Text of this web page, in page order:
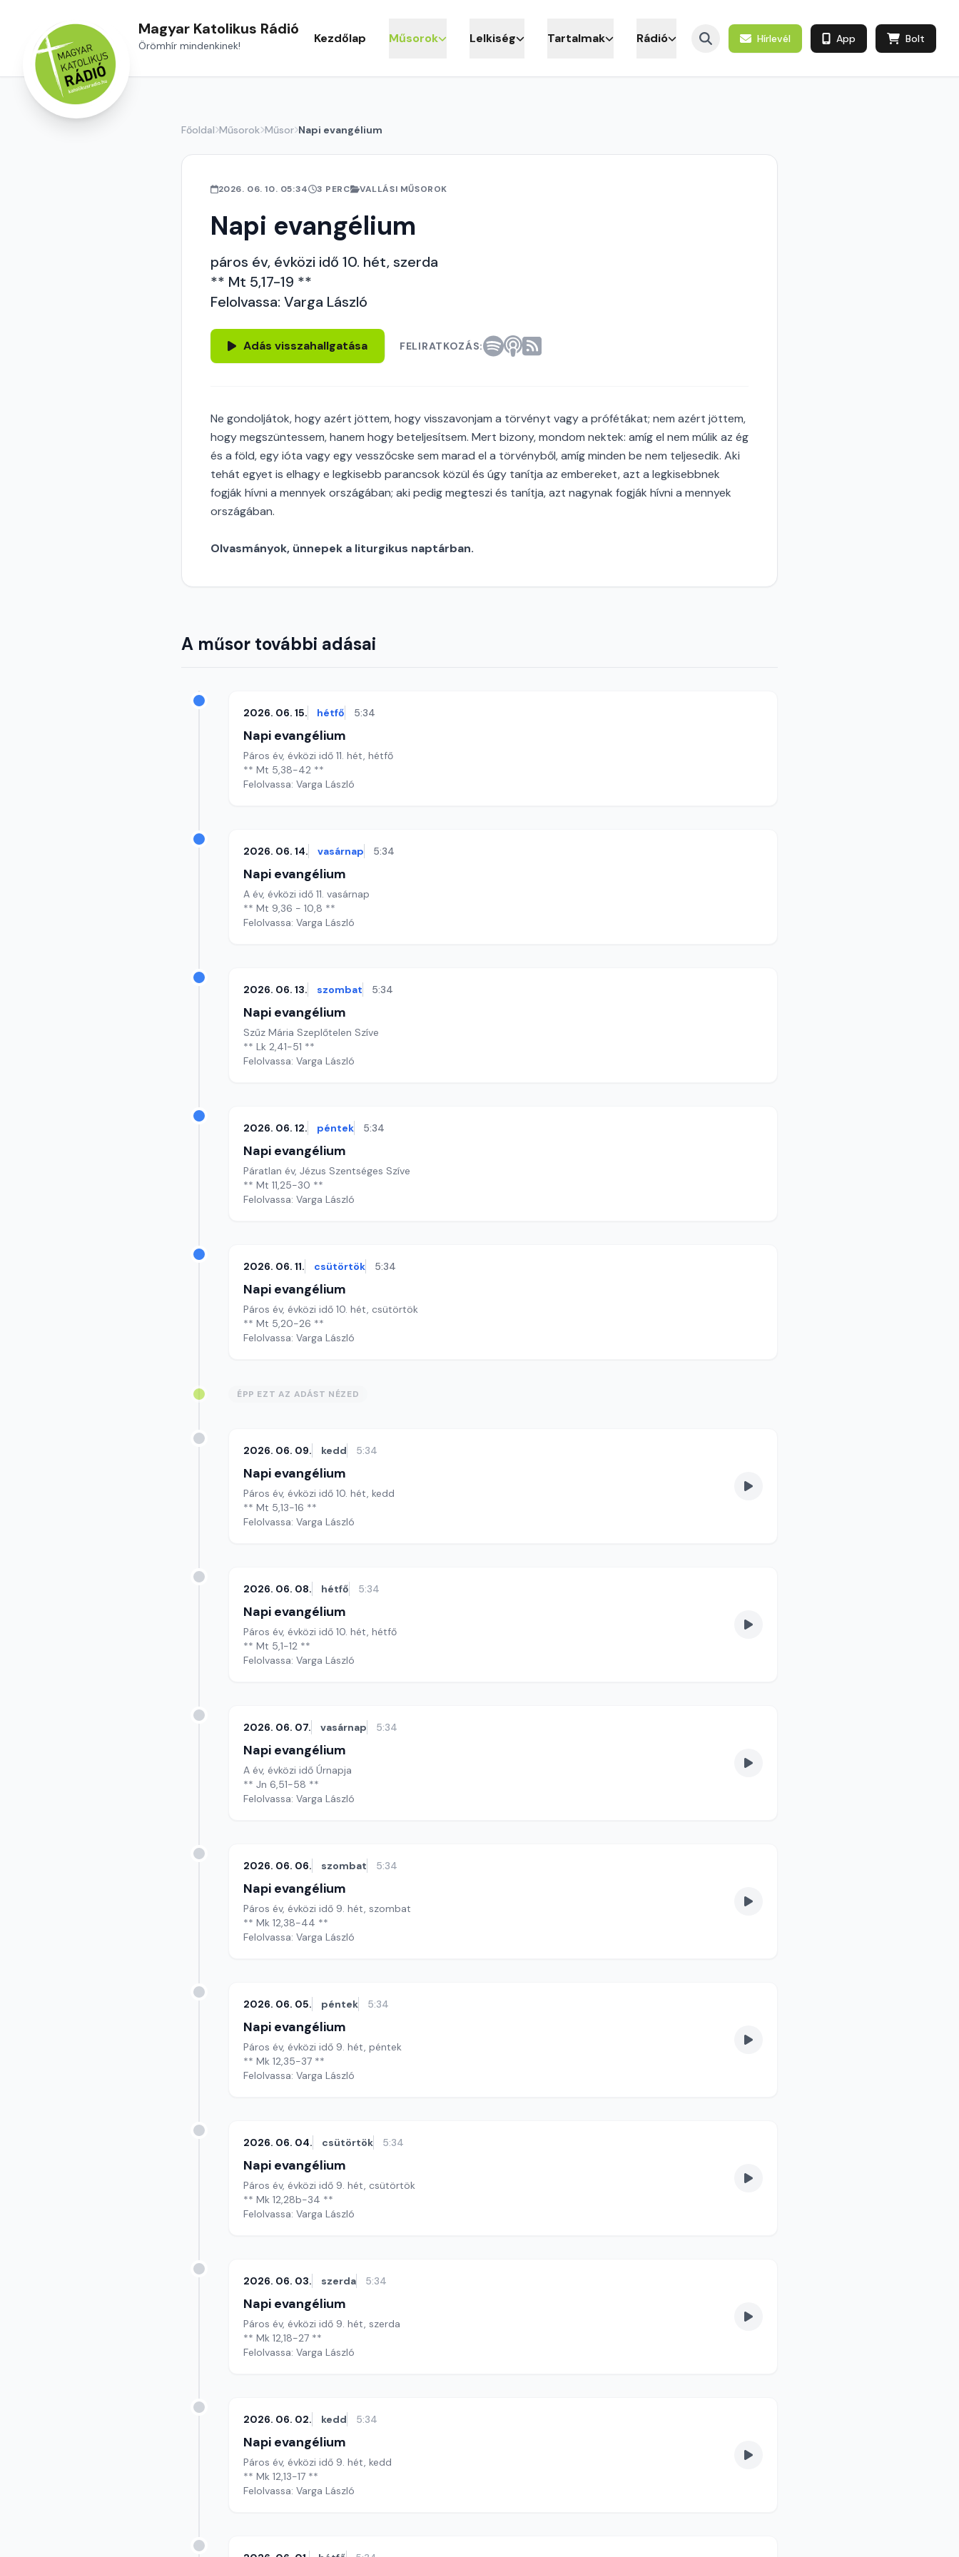
Magyar Katolikus Rádió
Örömhír mindenkinek! Kezdőlap Műsorok Lelkiség Tartalmak Rádió Hírlevél App Bolt
Főoldal Műsorok Műsor Napi evangélium
2026. 06. 10. 05:34 3 PERC VALLÁSI MŰSOROK
Napi evangélium
páros év, évközi idő 10. hét, szerda
** Mt 5,17-19 **
Felolvassa: Varga László
Adás visszahallgatása FELIRATKOZÁS:
Ne gondoljátok, hogy azért jöttem, hogy visszavonjam a törvényt vagy a prófétákat; nem azért jöttem,
hogy megszüntessem, hanem hogy beteljesítsem. Mert bizony, mondom nektek: amíg el nem múlik az ég
és a föld, egy ióta vagy egy vesszőcske sem marad el a törvényből, amíg minden be nem teljesedik. Aki
tehát egyet is elhagy e legkisebb parancsok közül és úgy tanítja az embereket, azt a legkisebbnek
fogják hívni a mennyek országában; aki pedig megteszi és tanítja, azt nagynak fogják hívni a mennyek
országában.
Olvasmányok, ünnepek a liturgikus naptárban.
A műsor további adásai
2026. 06. 15. hétfő 5:34
Napi evangélium
Páros év, évközi idő 11. hét, hétfő
** Mt 5,38-42 **
Felolvassa: Varga László
2026. 06. 14. vasárnap 5:34
Napi evangélium
A év, évközi idő 11. vasárnap
** Mt 9,36 - 10,8 **
Felolvassa: Varga László
2026. 06. 13. szombat 5:34
Napi evangélium
Szűz Mária Szeplőtelen Szíve
** Lk 2,41-51 **
Felolvassa: Varga László
2026. 06. 12. péntek 5:34
Napi evangélium
Páratlan év, Jézus Szentséges Szíve
** Mt 11,25-30 **
Felolvassa: Varga László
2026. 06. 11. csütörtök 5:34
Napi evangélium
Páros év, évközi idő 10. hét, csütörtök
** Mt 5,20-26 **
Felolvassa: Varga László
ÉPP EZT AZ ADÁST NÉZED
2026. 06. 09. kedd 5:34
Napi evangélium
Páros év, évközi idő 10. hét, kedd
** Mt 5,13-16 **
Felolvassa: Varga László
2026. 06. 08. hétfő 5:34
Napi evangélium
Páros év, évközi idő 10. hét, hétfő
** Mt 5,1-12 **
Felolvassa: Varga László
2026. 06. 07. vasárnap 5:34
Napi evangélium
A év, évközi idő Úrnapja
** Jn 6,51-58 **
Felolvassa: Varga László
2026. 06. 06. szombat 5:34
Napi evangélium
Páros év, évközi idő 9. hét, szombat
** Mk 12,38-44 **
Felolvassa: Varga László
2026. 06. 05. péntek 5:34
Napi evangélium
Páros év, évközi idő 9. hét, péntek
** Mk 12,35-37 **
Felolvassa: Varga László
2026. 06. 04. csütörtök 5:34
Napi evangélium
Páros év, évközi idő 9. hét, csütörtök
** Mk 12,28b-34 **
Felolvassa: Varga László
2026. 06. 03. szerda 5:34
Napi evangélium
Páros év, évközi idő 9. hét, szerda
** Mk 12,18-27 **
Felolvassa: Varga László
2026. 06. 02. kedd 5:34
Napi evangélium
Páros év, évközi idő 9. hét, kedd
** Mk 12,13-17 **
Felolvassa: Varga László